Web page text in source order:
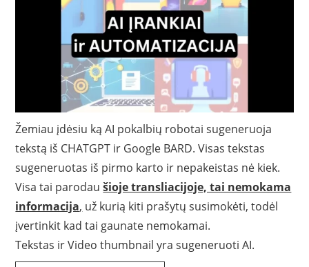
Žemiau įdėsiu ką AI pokalbių robotai sugeneruoja
tekstą iš CHATGPT ir Google BARD. Visas tekstas
sugeneruotas iš pirmo karto ir nepakeistas nė kiek.
Visa tai parodaušioje transliacijoje, tai nemokama
informacija, už kurią kiti prašytų susimokėti, todėl
įvertinkit kad tai gaunate nemokamai.
Tekstas ir Video thumbnail yra sugeneruoti AI.